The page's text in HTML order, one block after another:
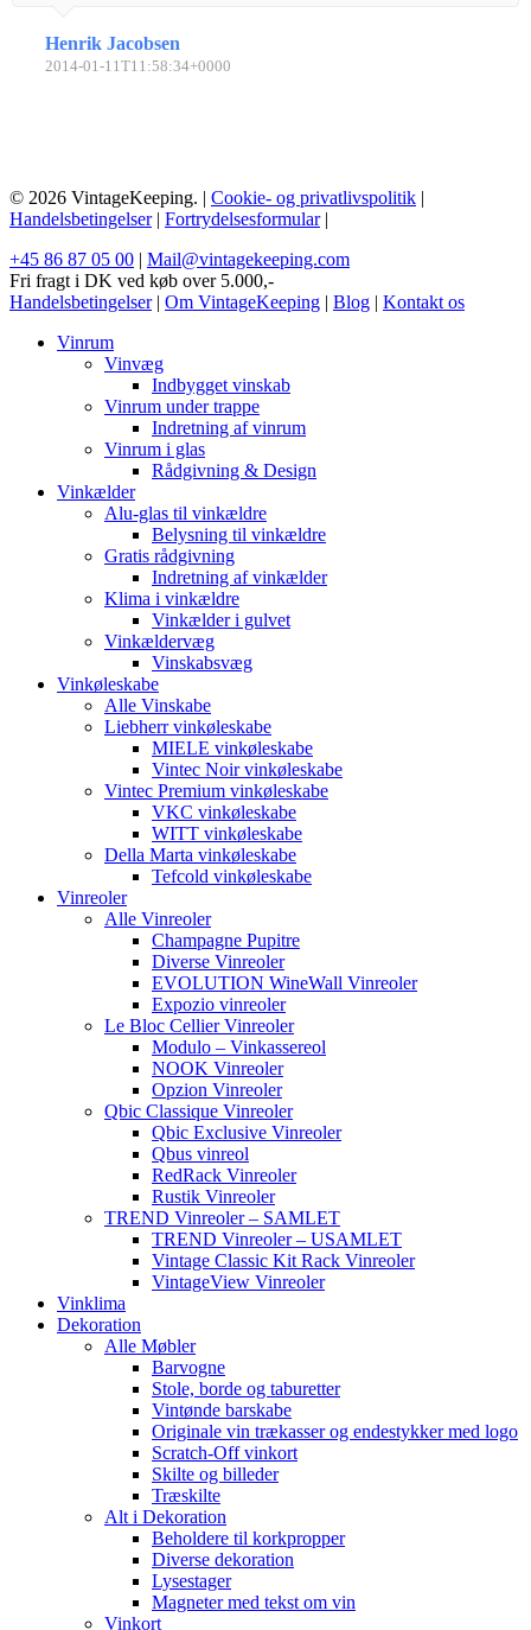
Henrik Jacobsen
2014-01-11T11:58:34+0000
© 2026 VintageKeeping. | Cookie- og privatlivspolitik |
Handelsbetingelser| Fortrydelsesformular|
+45 86 87 05 00 | Mail@vintagekeeping.com
Fri fragt i DK ved køb over 5.000,-
Handelsbetingelser| Om VintageKeeping | Blog | Kontakt os
Vinrum
Vinvæg
Indbygget vinskab
Vinrum under trappe
Indretning af vinrum
Vinrum i glas
Rådgivning & Design
Vinkælder
Alu-glas til vinkældre
Belysning til vinkældre
Gratis rådgivning
Indretning af vinkælder
Klima i vinkældre
Vinkælder i gulvet
Vinkældervæg
Vinskabsvæg
Vinkøleskabe
Alle Vinskabe
Liebherr vinkøleskabe
MIELE vinkøleskabe
Vintec Noir vinkøleskabe
Vintec Premium vinkøleskabe
VKC vinkøleskabe
WITT vinkøleskabe
Della Marta vinkøleskabe
Tefcold vinkøleskabe
Vinreoler
Alle Vinreoler
Champagne Pupitre
Diverse Vinreoler
EVOLUTION WineWall Vinreoler
Expozio vinreoler
Le Bloc Cellier Vinreoler
Modulo – Vinkassereol
NOOK Vinreoler
Opzion Vinreoler
Qbic Classique Vinreoler
Qbic Exclusive Vinreoler
Qbus vinreol
RedRack Vinreoler
Rustik Vinreoler
TREND Vinreoler – SAMLET
TREND Vinreoler – USAMLET
Vintage Classic Kit Rack Vinreoler
VintageView Vinreoler
Vinklima
Dekoration
Alle Møbler
Barvogne
Stole, borde og taburetter
Vintønde barskabe
Originale vin trækasser og endestykker med logo
Scratch-Off vinkort
Skilte og billeder
Træskilte
Alt i Dekoration
Beholdere til korkpropper
Diverse dekoration
Lysestager
Magneter med tekst om vin
Vinkort